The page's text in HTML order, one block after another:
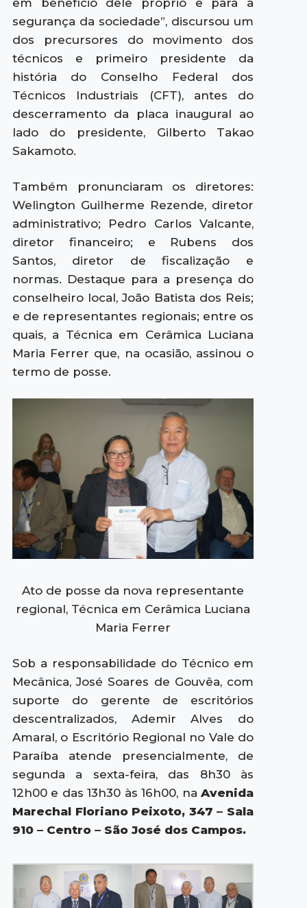
em benefício dele próprio e para a
segurança da sociedade”, discursou um
dos precursores do movimento dos
técnicos e primeiro presidente da
história do Conselho Federal dos
Técnicos Industriais (CFT), antes do
descerramento da placa inaugural ao
lado do presidente, Gilberto Takao
Sakamoto.
Também pronunciaram os diretores:
Welington Guilherme Rezende, diretor
administrativo; Pedro Carlos Valcante,
diretor financeiro; e Rubens dos
Santos, diretor de fiscalização e
normas. Destaque para a presença do
conselheiro local, João Batista dos Reis;
e de representantes regionais; entre os
quais, a Técnica em Cerâmica Luciana
Maria Ferrer que, na ocasião, assinou o
termo de posse.
Ato de posse da nova representante
regional, Técnica em Cerâmica Luciana
Maria Ferrer
Sob a responsabilidade do Técnico em
Mecânica, José Soares de Gouvêa, com
suporte do gerente de escritórios
descentralizados, Ademir Alves do
Amaral, o Escritório Regional no Vale do
Paraíba atende presencialmente, de
segunda a sexta-feira, das 8h30 às
12h00 e das 13h30 às 16h00, naAvenida
Marechal Floriano Peixoto, 347 – Sala
910 – Centro – São José dos Campos.